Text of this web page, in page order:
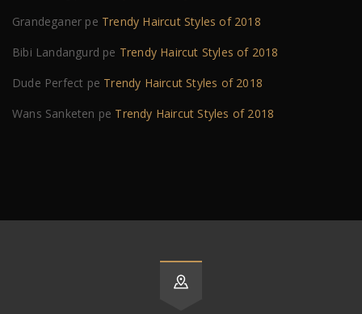
Grandeganer pe Trendy Haircut Styles of 2018
Bibi Landangurd pe Trendy Haircut Styles of 2018
Dude Perfect pe Trendy Haircut Styles of 2018
Wans Sanketen pe Trendy Haircut Styles of 2018